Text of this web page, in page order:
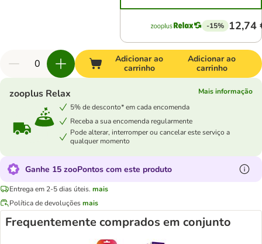
-15% 12,74
Adicionar ao
carrinho
Adicionar ao
carrinho
zooplus Relax
Mais informação
5% de desconto* em cada encomenda
Receba a sua encomenda regularmente
Pode alterar, interromper ou cancelar este serviço a
qualquer momento
Ganhe 15 zooPontos com este produto
Entrega em 2-5 dias úteis. mais
Política de devoluçõesmais
Frequentemente comprados em conjunto